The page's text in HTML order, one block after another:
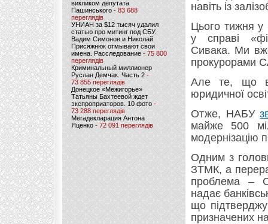
викликом депутата
Пашинського- 83 688
переглядів
УНИАН за $12 тысяч удалил
статью про митинг под СБУ.
Вадим Симонов и Николай
Присяжнюк отмывают свои
имена. Расследование - 75 800
переглядів
Криминальный миллионер
Руслан Демчак. Часть 2-
73 855 переглядів
Донецкое «Межигорье»
Татьяны Бахтеевой ждет
экспроприаторов. 10 фото -
73 288 переглядів
Мегадекларация Антона
Яценко - 72 091 переглядів
навіть із
Цього тижня у
у справі
Сивака. Ми
прокурорами
Але те, що
юридичної
Отже, НАБУ
майже 500
модернізацію
Одним з
ЗТМК, а
проблема –
надає
що
призначених